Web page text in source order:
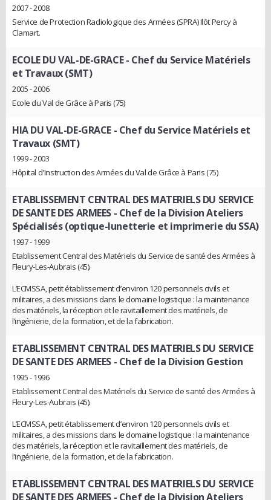
2007 - 2008
Service de Protection Radiologique des Armées (SPRA) Ilôt Percy à
Clamart.
ECOLE DU VAL-DE-GRACE- Chef du Service Matériels
et Travaux (SMT)
2005 - 2006
Ecole du Val de Grâce à Paris (75)
HIA DU VAL-DE-GRACE - Chef du Service Matériels et
Travaux (SMT)
1999 - 2003
Hôpital d'Instruction des Armées du Val de Grâce à Paris (75)
ETABLISSEMENT CENTRAL DES MATERIELS DU SERVICE
DE SANTE DES ARMEES - Chef de la Division Ateliers
Spécialisés (optique-lunetterie et imprimerie du SSA)
1997 - 1999
Etablissement Central des Matériels du Service de santé des Armées à
Fleury-Les-Aubrais (45).
L’ECMSSA, petit établissement d’environ 120 personnels civils et
militaires, a des missions dans le domaine logistique : la maintenance
des matériels, la réception et le ravitaillement des matériels, de
l’ingénierie, de la formation, et de la fabrication.
ETABLISSEMENT CENTRAL DES MATERIELS DU SERVICE
DE SANTE DES ARMEES - Chef de la Division Gestion
1995 - 1996
Etablissement Central des Matériels du Service de santé des Armées à
Fleury-Les-Aubrais (45).
L’ECMSSA, petit établissement d’environ 120 personnels civils et
militaires, a des missions dans le domaine logistique : la maintenance
des matériels, la réception et le ravitaillement des matériels, de
l’ingénierie, de la formation, et de la fabrication.
ETABLISSEMENT CENTRAL DES MATERIELS DU SERVICE
DE SANTE DES ARMEES - Chef de la Division Ateliers